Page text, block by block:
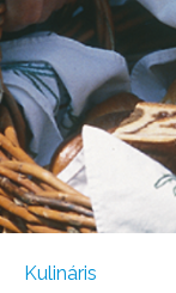
Kulináris